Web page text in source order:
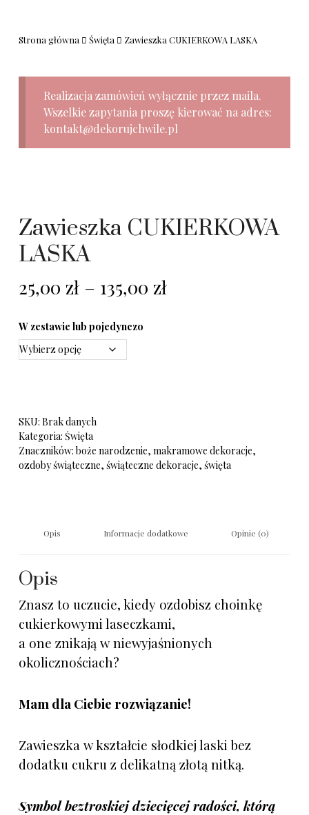
Strona główna Święta Zawieszka CUKIERKOWA LASKA
Realizacja zamówień wyłącznie przez maila.
Wszelkie zapytania proszę kierować na adres:
kontakt@dekorujchwile.pl
Zawieszka CUKIERKOWA
LASKA
25,00 zł – 135,00 zł
W zestawie lub pojedynczo
SKU:Brak danych
Kategoria: Święta
Znaczników:boże narodzenie,makramowe dekoracje,
ozdoby świąteczne,świąteczne dekoracje,święta
Opis Informacje dodatkowe Opinie (0)
Opis
Znasz to uczucie, kiedy ozdobisz choinkę
cukierkowymi laseczkami,
a one znikają w niewyjaśnionych
okolicznościach?
Mam dla Ciebie rozwiązanie!
Zawieszka w kształcie słodkiej laski bez
dodatku cukru z delikatną złotą nitką.
Symbol beztroskiej dziecięcej radości, którą